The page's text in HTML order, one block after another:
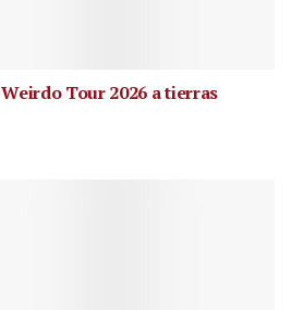
Tour 2026 a tierras